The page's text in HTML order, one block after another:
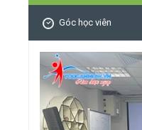
Góc học viên